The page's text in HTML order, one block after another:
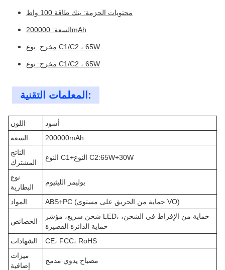
محتويات الحزمة: بنك طاقة 100 واط
السعة: 200000mAh
مخرج: نوع C1/C2 ، 65W
مخرج: نوع C1/C2 ، 65W
المعلمات التقنية:
اللون
أسود
السعة
200000mAh
الناتج
المشترك
النوع C1+النوع C2:65W+30W
نوع
البطارية
بوليمر الليثيوم
المواد ABS+PC (حماية من الحريق على مستوى VO)
الخصائص
شحن سريع، مؤشر LED، حماية من الإفراط في الشحن،
حماية الدائرة القصيرة
الشهادات
CE، FCC، RoHS
ميزات
إضافية
مصباح يدوي مدمج